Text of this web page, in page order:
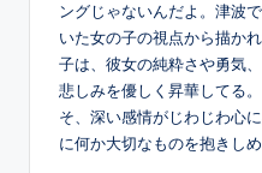
ングじゃないんだよ。津波
いた女の子の視点から描か
子は、彼女の純粋さや勇気
悲しみを優しく昇華してる
そ、深い感情がじわじわ心
に何か大切なものを抱きしめ